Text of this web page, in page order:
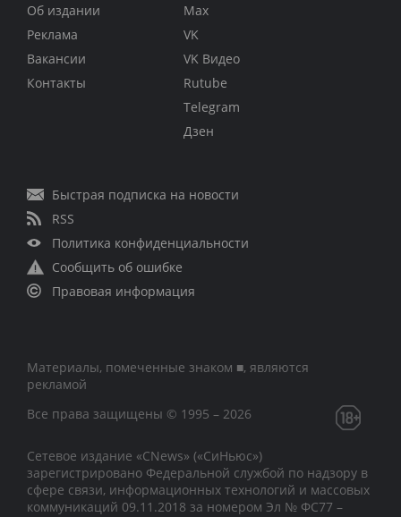
Об издании
Реклама
Вакансии
Контакты
Max
VK
VK Видео
Rutube
Telegram
Дзен
Быстрая подписка на новости
RSS
Политика конфиденциальности
Сообщить об ошибке
Правовая информация
Материалы, помеченные знаком ■, являются
рекламой
Все права защищены © 1995 – 2026
Сетевое издание «CNews» («СиНьюс»)
зарегистрировано Федеральной службой по надзору в
сфере связи, информационных технологий и массовых
коммуникаций 09.11.2018 за номером Эл № ФС77 –